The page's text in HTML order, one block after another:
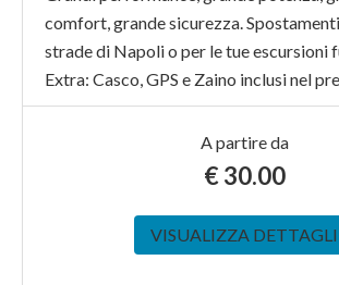
comfort, grande sicurezza.
strade di Napoli o per le tue escursioni
Extra: Casco, GPS e Zaino inclusi nel
A partire da
€ 30.00
VISUALIZZA DETTAGLI